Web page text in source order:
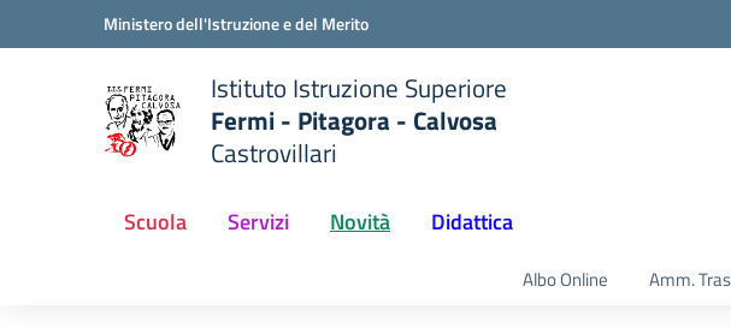
Vai ai contenuti
Vai al menu di navigazioneMinistero dell'Istruzione e del Merito
Istituto Istruzione Superiore
Fermi - Pitagora - Calvosa
Castrovillari
Scuola Servizi Novità Didattica
Albo Online Amm.